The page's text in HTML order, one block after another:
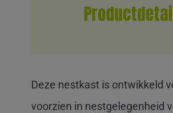
Deze nestkast is ontwikkeld
voorzien in nestgelegenheid